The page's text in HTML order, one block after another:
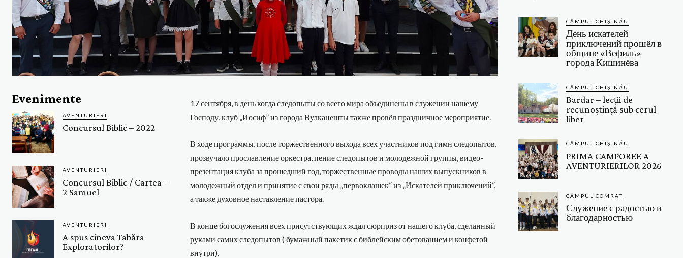
Evenimente
AVENTURIERI
Concursul Biblic – 2022
AVENTURIERI
Concursul Biblic / Cartea –
2 Samuel
AVENTURIERI
A spus cineva Tabăra
Exploratorilor?
17 сентября, в день когда следопыты со всего мира объединены в служении нашему
Господу, клуб „Иосиф” из города Вулканешты также провёл праздничное мероприятие.
В ходе программы, после торжественного выхода всех участников под гимн следопытов,
прозвучало прославление оркестра, пение следопытов и молодежной группы, видео-
презентация клуба за прошедший год, торжественные проводы наших выпускников в
молодежный отдел и принятие с свои ряды „первоклашек” из „Искателей приключений”,
а также духовное наставление пастора.
В конце богослужения всех присутствующих ждал сюрприз от нашего клуба, сделанный
руками самих следопытов ( бумажный пакетик с библейским обетованием и конфетой
внутри).
CÂMPUL CHIȘINĂU
День искателей
приключений прошёл в
общине «Вефиль»
города Кишинёва
CÂMPUL CHIȘINĂU
Bardar – lecții de
recunoștință sub cerul
liber
CÂMPUL CHIȘINĂU
PRIMA CAMPOREE A
AVENTURIERILOR 2026
CÂMPUL COMRAT
Служение с радостью и
благодарностью